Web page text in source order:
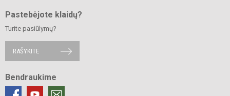
Pastebėjote klaidų?
Turite pasiūlymų?
RAŠYKITE
Bendraukime